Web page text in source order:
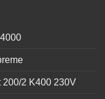
2 K400 230V